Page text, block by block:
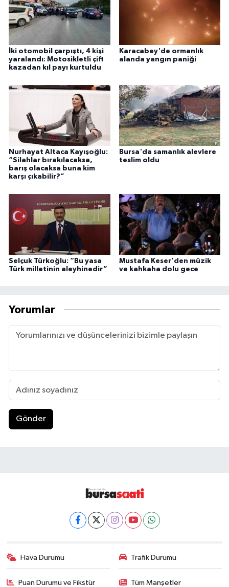
İki otomobil çarpıştı, 4 kişi
yaralandı: Motosikletli çift
kazadan kıl payı kurtuldu
Karacabey'de ormanlık
alanda yangın paniği
Nurhayat Altaca Kayışoğlu:
“Silahlar bırakılacaksa,
barış olacaksa buna kim
karşı çıkabilir?”
Bursa'da samanlık alevlere
teslim oldu
Selçuk Türkoğlu: “Bu yasa
Türk milletinin aleyhinedir”
Mustafa Keser'den müzik
ve kahkaha dolu gece
Yorumlar
Gönder
Hava Durumu Trafik Durumu
Puan Durumu ve Fikstür Tüm Manşetler